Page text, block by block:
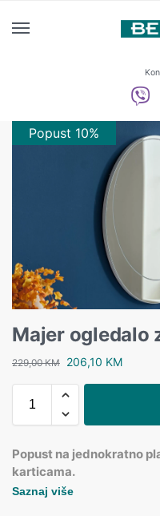
Popust 10%
Majer ogledalo
229,00KM 206,10 KM
Popust na jednokratno
karticama.
Saznaj više